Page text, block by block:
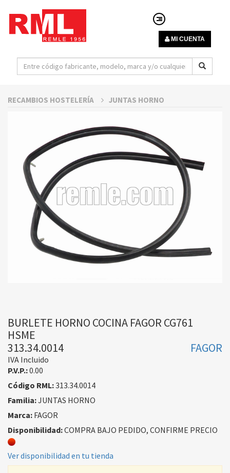
MI CUENTA
RECAMBIOS HOSTELERÍA JUNTAS HORNO
BURLETE HORNO COCINA FAGOR CG761
HSME
313.34.0014
FAGOR
IVA Incluido
P.V.P.:0.00
Código RML:313.34.0014
Familia:JUNTAS HORNO
Marca: FAGOR
Disponibilidad:COMPRA BAJO PEDIDO, CONFIRME PRECIO
Ver disponibilidad en tu tienda